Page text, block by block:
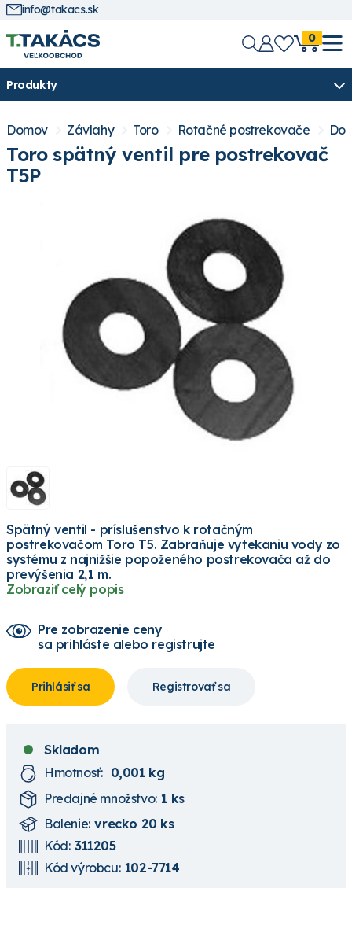
info@takacs.sk
0
Produkty
Domov Závlahy Toro Rotačné postrekovače
Toro spätný ventil pre postrekovač
T5P
Spätný ventil - príslušenstvo k rotačným
postrekovačom Toro T5. Zabraňuje vytekaniu vody zo
systému z najnižšie popoženého postrekovača až do
prevýšenia 2,1 m.
Zobraziť celý popis
Pre zobrazenie ceny
sa prihláste alebo registrujte
Prihlásiť sa Registrovať sa
Skladom
Hmotnosť: 0,001 kg
Predajné množstvo: 1 ks
Balenie: vrecko 20 ks
Kód: 311205
Kód výrobcu: 102-7714